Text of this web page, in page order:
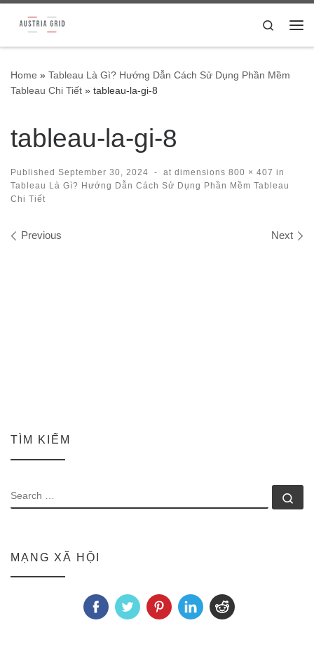
Skip to content
Search
Home » Tableau Là Gì? Hướng Dẫn Cách Sử Dụng Phần Mềm
Tableau Chi Tiết » tableau-la-gi-8
tableau-la-gi-8
Published September 30, 2024 - at dimensions 800 × 407 in
Tableau Là Gì? Hướng Dẫn Cách Sử Dụng Phần Mềm Tableau
Chi Tiết
Images navigation
Previous Next
TÌM KIẾM
SEARCH
MẠNG XÃ HỘI